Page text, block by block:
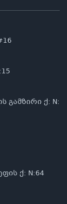
გამზირი ქ: N:
ქ: N:64